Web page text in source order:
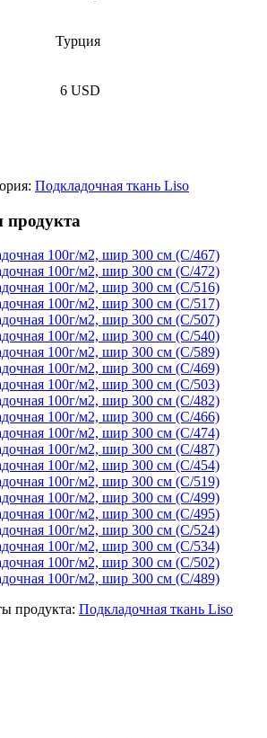
Турция
6 USD
Подкладочная ткань Liso
продукта
продукта: Подкладочная ткань Liso